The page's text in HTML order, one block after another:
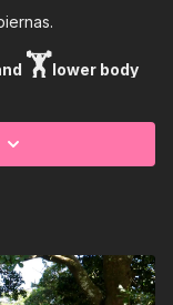
🏋lower body